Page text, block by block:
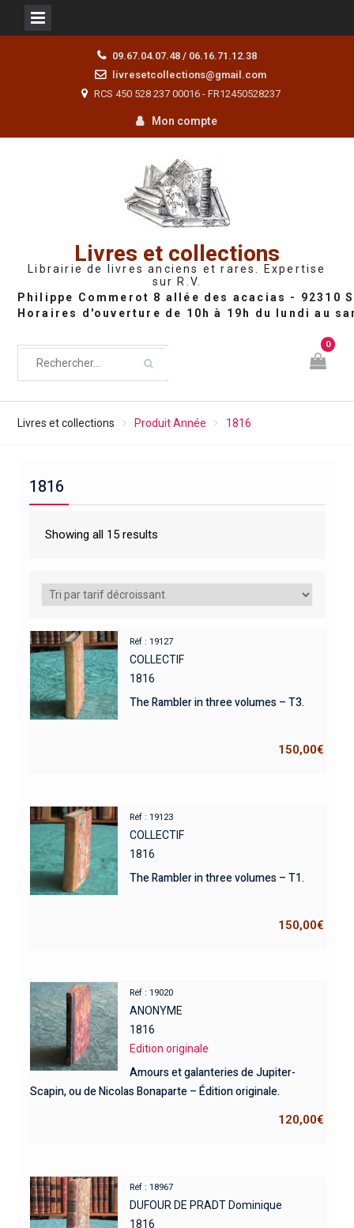
09.67.04.07.48 / 06.16.71.12.38
livresetcollections@gmail.com
RCS 450 528 237 00016 - FR12450528237
Mon compte
Livres et collections
Librairie de livres anciens et rares. Expertise
sur R.V.
0
Livres et collections Produit Année 1816
1816
Showing all 15 results
Réf : 19127
COLLECTIF
1816
The Rambler in three volumes – T3.
150,00€
Réf : 19123
COLLECTIF
1816
The Rambler in three volumes – T1.
150,00€
Réf : 19020
ANONYME
1816
Edition originale
Amours et galanteries de Jupiter-
Scapin, ou de Nicolas Bonaparte – Édition originale.
120,00€
Réf : 18967
DUFOUR DE PRADT Dominique
1816